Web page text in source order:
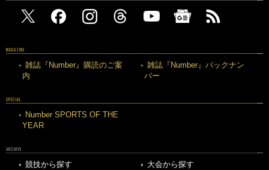
MAGAZINE
雑誌『Number』購読のご案
内
雑誌『Number』バックナン
バー
SPECIAL
Number SPORTS OF THE
YEAR
ARCHIVE
競技から探す
大会から探す